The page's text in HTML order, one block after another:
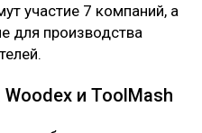
участие 7 компаний, а
для производства
и ToolMash